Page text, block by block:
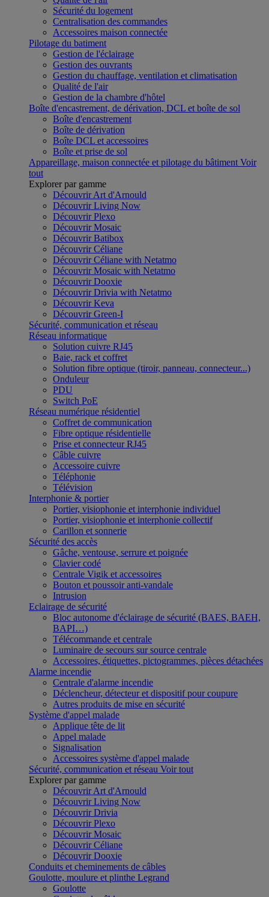
Sécurité du logement
Centralisation des commandes
Accessoires maison connectée
Pilotage du batiment
Gestion de l'éclairage
Gestion des ouvrants
Gestion du chauffage, ventilation et climatisation
Qualité de l'air
Gestion de la chambre d'hôtel
Boîte d'encastrement, de dérivation, DCL et boîte de sol
Boîte d'encastrement
Boîte de dérivation
Boîte DCL et accessoires
Boîte et prise de sol
Appareillage, maison connectée et pilotage du bâtiment Voir
tout
Explorer par gamme
Découvrir Art d'Arnould
Découvrir Living Now
Découvrir Plexo
Découvrir Mosaic
Découvrir Batibox
Découvrir Céliane
Découvrir Céliane with Netatmo
Découvrir Mosaic with Netatmo
Découvrir Dooxie
Découvrir Drivia with Netatmo
Découvrir Keva
Découvrir Green-I
Sécurité, communication et réseau
Réseau informatique
Solution cuivre RJ45
Baie, rack et coffret
Solution fibre optique (tiroir, panneau, connecteur...)
Onduleur
PDU
Switch PoE
Réseau numérique résidentiel
Coffret de communication
Fibre optique résidentielle
Prise et connecteur RJ45
Câble cuivre
Accessoire cuivre
Téléphonie
Télévision
Interphonie & portier
Portier, visiophonie et interphonie individuel
Portier, visiophonie et interphonie collectif
Carillon et sonnerie
Sécurité des accès
Gâche, ventouse, serrure et poignée
Clavier codé
Centrale Vigik et accessoires
Bouton et poussoir anti-vandale
Intrusion
Eclairage de sécurité
Bloc autonome d'éclairage de sécurité (BAES, BAEH,
BAPI…)
Télécommande et centrale
Luminaire de secours sur source centrale
Accessoires, étiquettes, pictogrammes, pièces détachées
Alarme incendie
Centrale d'alarme incendie
Déclencheur, détecteur et dispositif pour coupure
Autres produits de mise en sécurité
Système d'appel malade
Applique tête de lit
Appel malade
Signalisation
Accessoires système d'appel malade
Sécurité, communication et réseau Voir tout
Explorer par gamme
Découvrir Art d'Arnould
Découvrir Living Now
Découvrir Drivia
Découvrir Plexo
Découvrir Mosaic
Découvrir Céliane
Découvrir Dooxie
Conduits et cheminements de câbles
Goulotte, moulure et plinthe Legrand
Goulotte